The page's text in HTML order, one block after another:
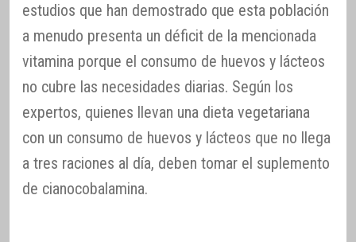
estudios que han demostrado que esta población
a menudo presenta un déficit de la mencionada
vitamina porque el consumo de huevos y lácteos
no cubre las necesidades diarias. Según los
expertos, quienes llevan una dieta vegetariana
con un consumo de huevos y lácteos que no llega
a tres raciones al día, deben tomar el suplemento
de cianocobalamina.